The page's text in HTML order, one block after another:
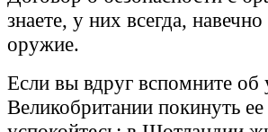
знаете, у них всегда,
оружие.
Если вы вдруг вспомните об
Великобритании покинуть